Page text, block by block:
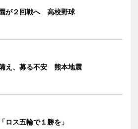
が２回戦へ 高校野球
え、募る不安 熊本地震
ロス五輪で１勝を」